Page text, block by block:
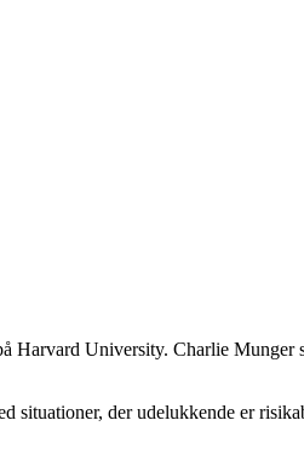
Harvard University. Charlie Munger
der udelukkende er